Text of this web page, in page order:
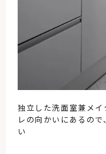
独立した洗面室兼メ
レの向かいにあるの
い